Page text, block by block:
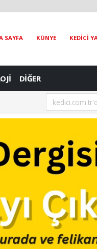
SAYFA KÜNYE KEDİCİ
DİĞER
[05.08.2026] Bir